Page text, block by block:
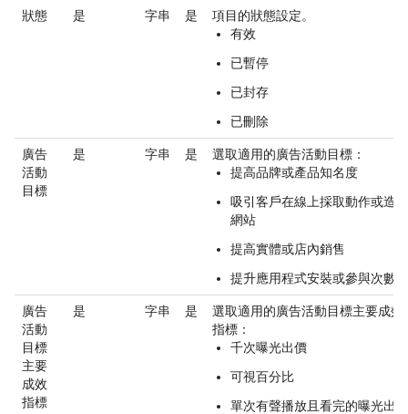
狀態 是 字串 是
項目的狀態設定。
有效
已暫停
已封存
已刪除
廣告
活動
目標
是 字串 是
選取適用的廣告活動目標：
提高品牌或產品知名度
吸引客戶在線上採取動作或造訪
網站
提高實體或店內銷售
提升應用程式安裝或參與次數
廣告
活動
目標
主要
成效
指標
是 字串 是
選取適用的廣告活動目標主要成效
指標：
千次曝光出價
可視百分比
單次有聲播放且看完的曝光出價